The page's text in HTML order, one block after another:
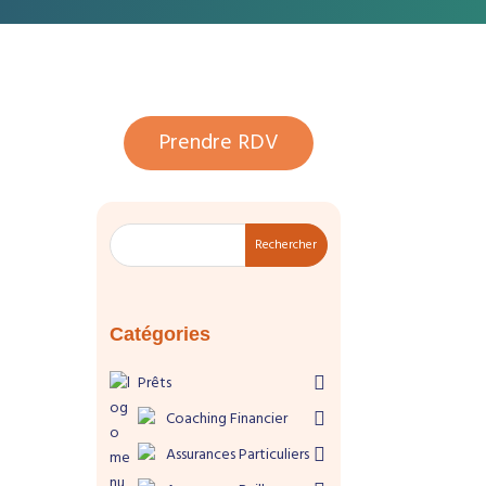
Prendre RDV
Rechercher
Catégories
Prêts
Coaching Financier
Assurances Particuliers